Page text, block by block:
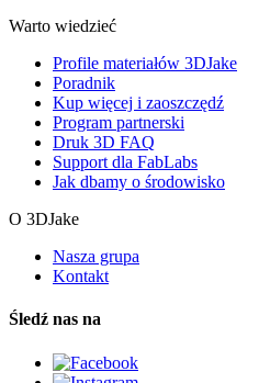
Warto wiedzieć
Profile materiałów 3DJake
Poradnik
Kup więcej i zaoszczędź
Program partnerski
Druk 3D FAQ
Support dla FabLabs
Jak dbamy o środowisko
O 3DJake
Nasza grupa
Kontakt
Śledź nas na